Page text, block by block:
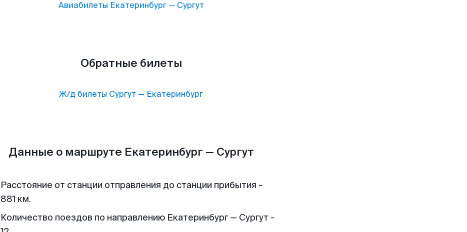
Авиабилеты Екатеринбург— Сургут
Обратные билеты
Ж/д билеты Сургут — Екатеринбург
Данные о маршруте Екатеринбург — Сургут
Расстояние от станции отправления до станции прибытия -
881 км.
Количество поездов по направлению Екатеринбург — Сургут -